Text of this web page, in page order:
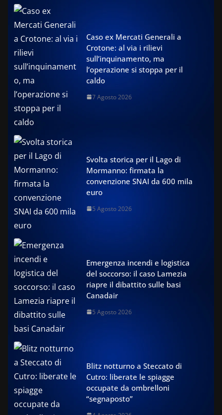
Caso ex Mercati Generali a
Crotone: al via i rilievi
sull’inquinamento, ma
l’operazione si stoppa per il
caldo
7 Agosto 2026
Svolta storica per il Lago di
Mormanno: firmata la
convenzione SNAI da 600 mila
euro
5 Agosto 2026
Emergenza incendi e logistica
del soccorso: il caso Lamezia
riapre il dibattito sulle basi
Canadair
5 Agosto 2026
Blitz notturno a Steccato di
Cutro: liberate le spiagge
occupate da ombrelloni
“segnaposto”